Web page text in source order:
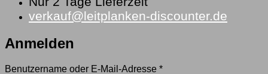
verkauf@leitplanken-discounter.de
Anmelden
Benutzername oder E-Mail-Adresse *Erforderlich